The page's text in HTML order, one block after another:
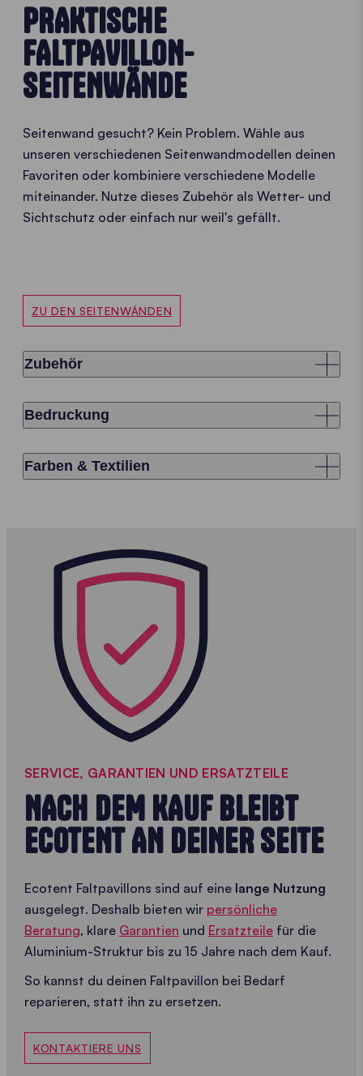
PRAKTISCHE
FALTPAVILLON-
SEITENWÄNDE
Seitenwand gesucht? Kein Problem. Wähle aus
unseren verschiedenen Seitenwandmodellen deinen
Favoriten oder kombiniere verschiedene Modelle
miteinander. Nutze dieses Zubehör als Wetter- und
Sichtschutz oder einfach nur weil's gefällt.
ZU DEN SEITENWÄNDEN
Zubehör
Bedruckung
Farben & Textilien
SERVICE, GARANTIEN UND ERSATZTEILE
NACH DEM KAUF BLEIBT
ECOTENT AN DEINER SEITE
Ecotent Faltpavillons sind auf eine lange Nutzung
ausgelegt. Deshalb bieten wir persönliche
Beratung, klare Garantien und Ersatzteile für die
Aluminium-Struktur bis zu 15 Jahre nach dem Kauf.
So kannst du deinen Faltpavillon bei Bedarf
reparieren, statt ihn zu ersetzen.
KONTAKTIERE UNS